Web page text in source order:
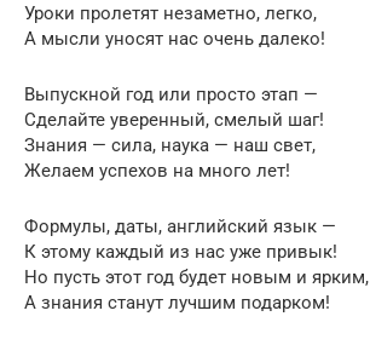
Уроки пролетят незаметно, легко,
А мысли уносят нас очень далеко!
Выпускной год или просто этап —
Сделайте уверенный, смелый шаг!
Знания — сила, наука — наш свет,
Желаем успехов на много лет!
Формулы, даты, английский язык —
К этому каждый из нас уже привык!
Но пусть этот год будет новым и ярким,
А знания станут лучшим подарком!